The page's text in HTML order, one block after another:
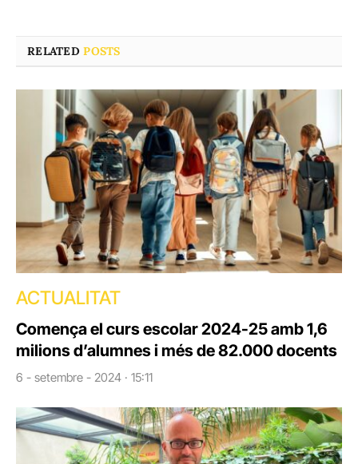
RELATEDPOSTS
ACTUALITAT
Comença el curs escolar 2024-25 amb 1,6
milions d’alumnes i més de 82.000 docents
6 - setembre - 2024 · 15:11